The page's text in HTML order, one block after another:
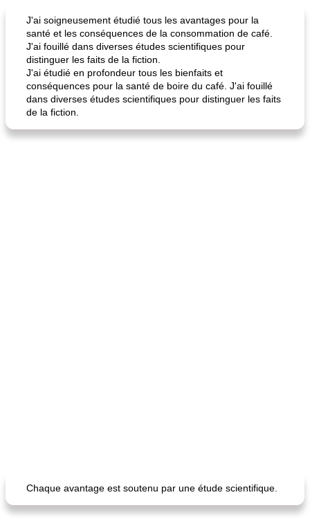
astuces
J'ai soigneusement étudié tous les avantages pour la
santé et les conséquences de la consommation de café.
J'ai fouillé dans diverses études scientifiques pour
distinguer les faits de la fiction.
J'ai étudié en profondeur tous les bienfaits et
conséquences pour la santé de boire du café. J'ai fouillé
dans diverses études scientifiques pour distinguer les faits
de la fiction.
Chaque avantage est soutenu par une étude scientifique.